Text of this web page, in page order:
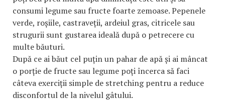
consumi legume sau fructe foarte zemoase. Pepenele
verde, roșiile, castraveții, ardeiul gras, citricele sau
strugurii sunt gustarea ideală după o petrecere cu
multe băuturi.
După ce ai băut cel puțin un pahar de apă și ai mâncat
o porție de fructe sau legume poți încerca să faci
câteva exerciții simple de stretching pentru a reduce
disconfortul de la nivelul gâtului.